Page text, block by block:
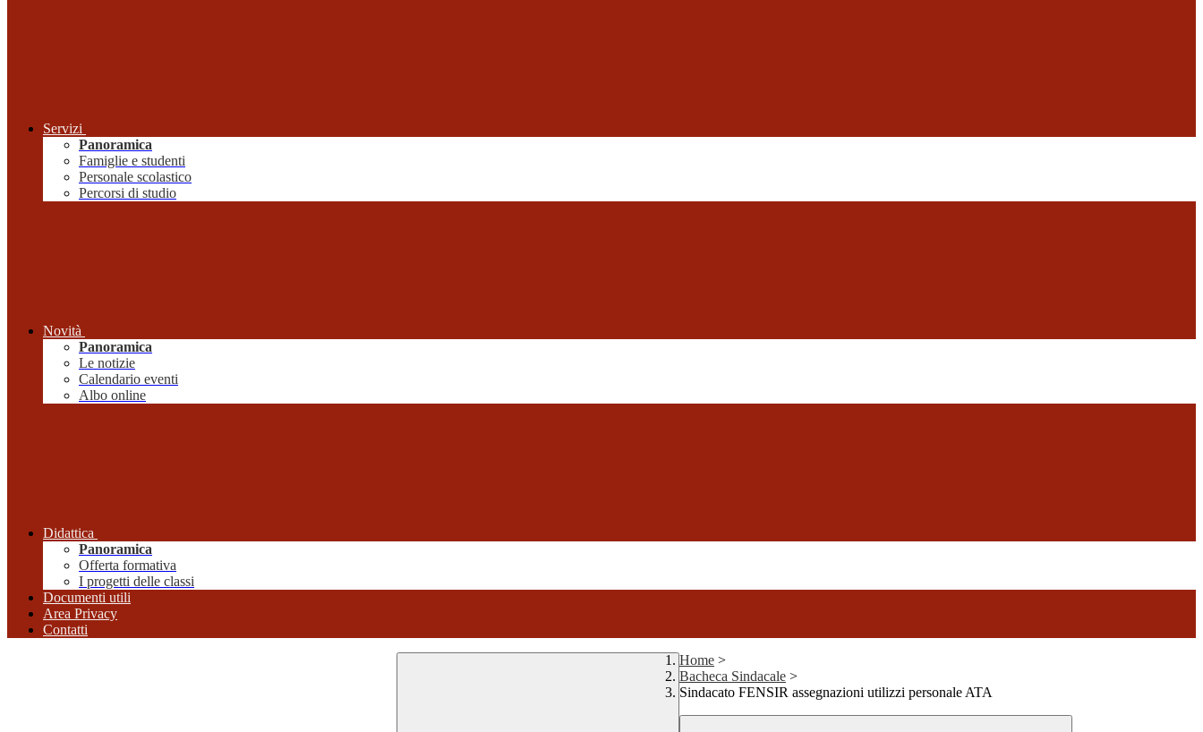
Servizi
Panoramica
Famiglie e studenti
Personale scolastico
Percorsi di studio
Novità
Panoramica
Le notizie
Calendario eventi
Albo online
Didattica
Panoramica
Offerta formativa
I progetti delle classi
Documenti utili
Area Privacy
Contatti
Home >
Bacheca Sindacale >
Sindacato FENSIR assegnazioni utilizzi personale ATA